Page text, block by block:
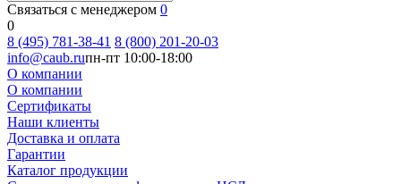
Связаться с менеджером 0
0
8 (495) 781-38-41 8 (800) 201-20-03
info@caub.ruпн-пт 10:00-18:00
О компании
О компании
Сертификаты
Наши клиенты
Доставка и оплата
Гарантии
Каталог продукции